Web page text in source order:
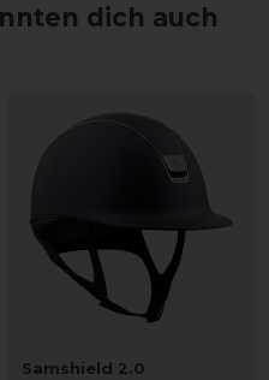
dich auch
Samshield 2.0